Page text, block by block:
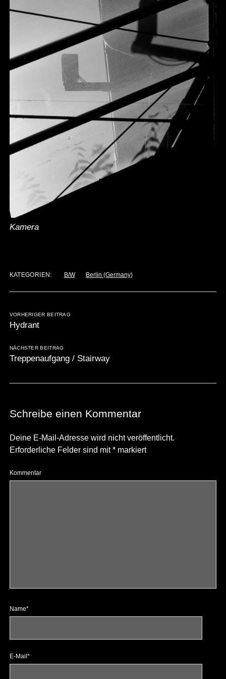
Kamera
KATEGORIEN: B/W Berlin (Germany)
VORHERIGER BEITRAG
Hydrant
NÄCHSTER BEITRAG
Treppenaufgang / Stairway
Schreibe einen Kommentar
Deine E-Mail-Adresse wird nicht veröffentlicht.
Erforderliche Felder sind mit*markiert
Kommentar
Name*
E-Mail*